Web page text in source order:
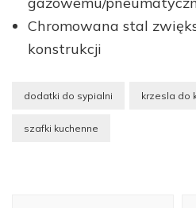
Chromowana stal
konstrukcji
dodatki do sypialni krzesla do
szafki kuchenne